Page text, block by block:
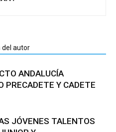
del autor
ANDALUCÍA
PRECADETE Y CADETE
JÓVENES TALENTOS